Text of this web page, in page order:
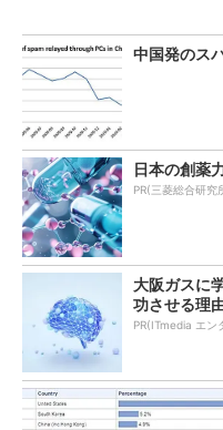
中国発のス
日本の創薬
PR(三菱総合研究
大阪ガスに
功させる理
PR(ITmedia エン